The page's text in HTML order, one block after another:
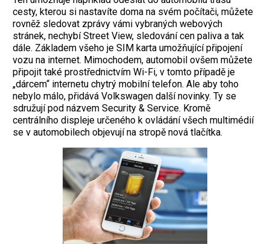
cesty, kterou si nastavíte doma na svém počítači, můžete
rovněž sledovat zprávy vámi vybraných webových
stránek, nechybí Street View, sledování cen paliva a tak
dále. Základem všeho je SIM karta umožňující připojení
vozu na internet. Mimochodem, automobil ovšem můžete
připojit také prostřednictvím Wi-Fi, v tomto případě je
„dárcem“ internetu chytrý mobilní telefon. Ale aby toho
nebylo málo, přidává Volkswagen další novinky. Ty se
sdružují pod názvem Security & Service. Kromě
centrálního displeje určeného k ovládání všech multimédií
se v automobilech objevují na stropě nová tlačítka.